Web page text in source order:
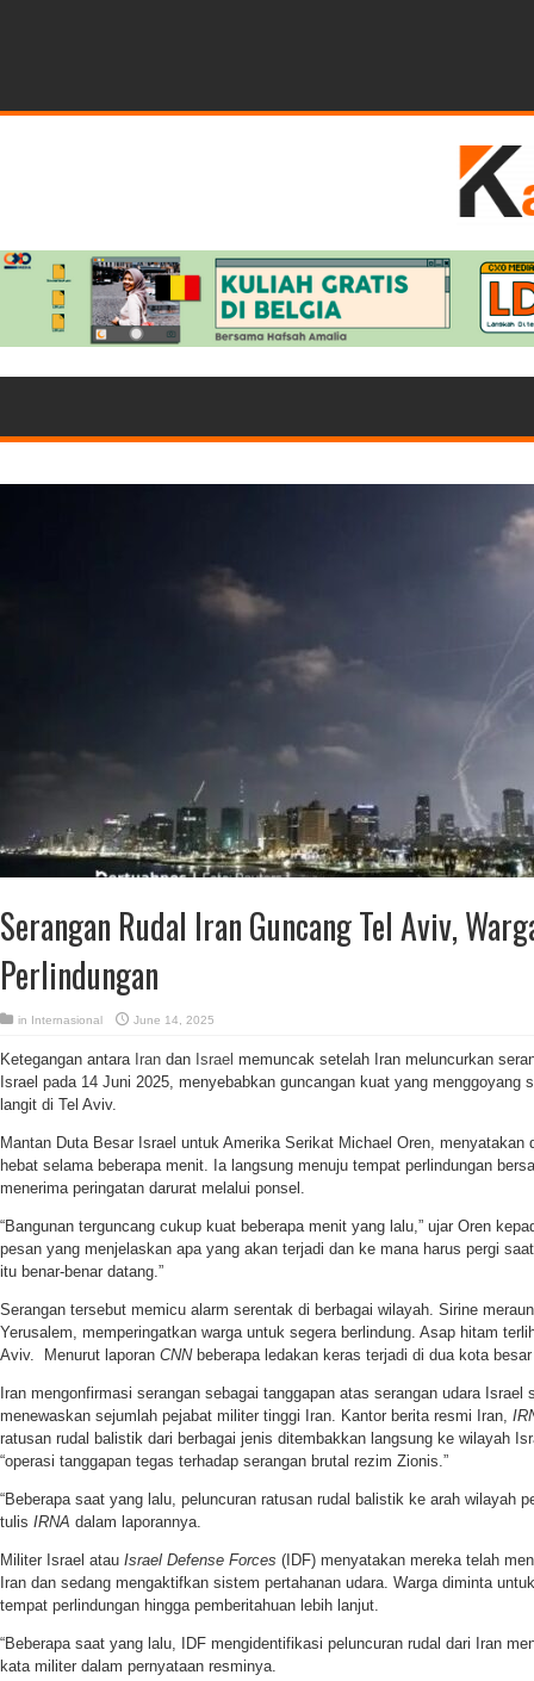
Serangan Rudal Iran Guncang Tel Aviv,
Perlindungan
in Internasional June 14, 2025
Ketegangan antara Iran dan Israel memuncak setelah Iran meluncurkan
Israel pada 14 Juni 2025, menyebabkan guncangan kuat yang menggoyang
langit di Tel Aviv.
Mantan Duta Besar Israel untuk Amerika Serikat Michael Oren, menyatakan
hebat selama beberapa menit. Ia langsung menuju tempat perlindungan
menerima peringatan darurat melalui ponsel.
“Bangunan terguncang cukup kuat beberapa menit yang lalu,” ujar Oren
pesan yang menjelaskan apa yang akan terjadi dan ke mana harus pergi
itu benar-benar datang.”
Serangan tersebut memicu alarm serentak di berbagai wilayah. Sirine
Yerusalem, memperingatkan warga untuk segera berlindung. Asap hitam
Aviv. Menurut laporan CNN beberapa ledakan keras terjadi di dua kota
Iran mengonfirmasi serangan sebagai tanggapan atas serangan udara Israel
menewaskan sejumlah pejabat militer tinggi Iran. Kantor berita resmi Iran,
ratusan rudal balistik dari berbagai jenis ditembakkan langsung ke wilayah
“operasi tanggapan tegas terhadap serangan brutal rezim Zionis.”
“Beberapa saat yang lalu, peluncuran ratusan rudal balistik ke arah wilayah
tulis IRNA dalam laporannya.
Militer Israel atau Israel Defense Forces (IDF) menyatakan mereka telah
Iran dan sedang mengaktifkan sistem pertahanan udara. Warga diminta
tempat perlindungan hingga pemberitahuan lebih lanjut.
“Beberapa saat yang lalu, IDF mengidentifikasi peluncuran rudal dari Iran
kata militer dalam pernyataan resminya.